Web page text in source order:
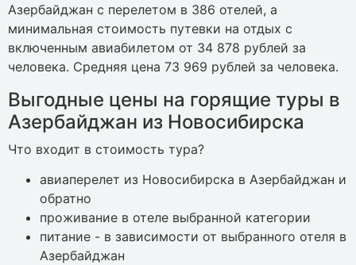
Азербайджан с перелетом в 386 отелей, а
минимальная стоимость путевки на отдых с
включенным авиабилетом от 34 878 рублей за
человека. Средняя цена 73 969 рублей за человека.
Выгодные цены на горящие туры в
Азербайджан из Новосибирска
Что входит в стоимость тура?
авиаперелет из Новосибирска в Азербайджан и
обратно
проживание в отеле выбранной категории
питание - в зависимости от выбранного отеля в
Азербайджан